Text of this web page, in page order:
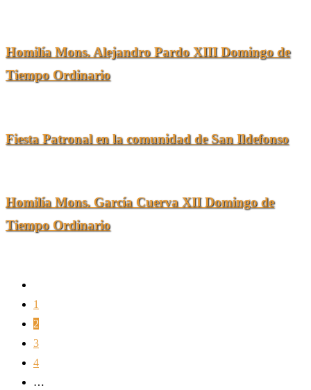
Homilía Mons. Alejandro Pardo XIII Domingo de
Tiempo Ordinario
Fiesta Patronal en la comunidad de San Ildefonso
Homilía Mons. García Cuerva XII Domingo de
Tiempo Ordinario
1
2
3
4
…